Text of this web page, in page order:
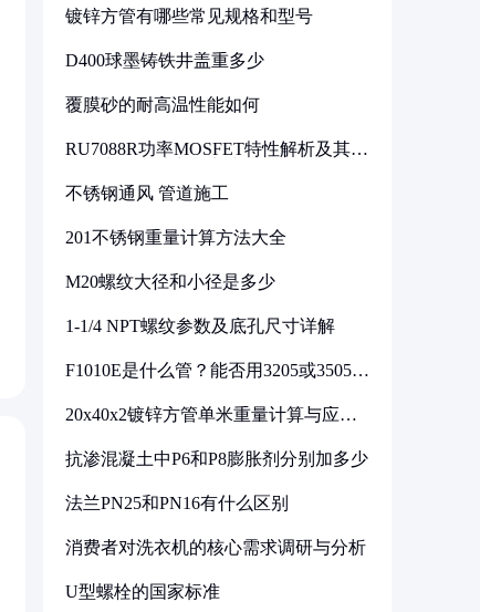
镀锌方管有哪些常见规格和型号
D400球墨铸铁井盖重多少
覆膜砂的耐高温性能如何
RU7088R功率MOSFET特性解析及其在
不锈钢通风 管道施工
201不锈钢重量计算方法大全
M20螺纹大径和小径是多少
1-1/4 NPT螺纹参数及底孔尺寸详解
F1010E是什么管？能否用3205或3505代
20x40x2镀锌方管单米重量计算与应用
抗渗混凝土中P6和P8膨胀剂分别加多少
法兰PN25和PN16有什么区别
消费者对洗衣机的核心需求调研与分析
U型螺栓的国家标准